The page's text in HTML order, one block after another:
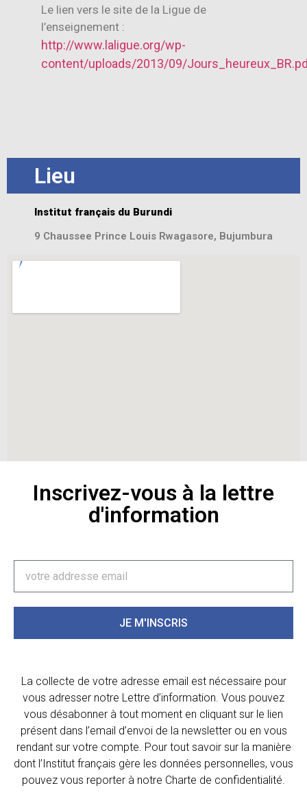
Le lien vers le site de la Ligue de
l’enseignement :
http://www.laligue.org/wp-
content/uploads/2013/09/
Lieu
Institut français du Burundi
9 Chaussee Prince Louis Rwagasore, Bujumbura
Inscrivez-vous à la lettre
d'information
JE M'INSCRIS
La collecte de votre adresse email est nécessaire pour
vous adresser notre Lettre d’information. Vous pouvez
vous désabonner à tout moment en cliquant sur le lien
présent dans l’email d’envoi de la newsletter ou en vous
rendant sur votre compte. Pour tout savoir sur la manière
dont l’Institut français gère les données personnelles, vous
pouvez vous reporter à notre Charte de confidentialité.